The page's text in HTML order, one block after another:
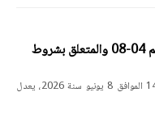
قانون رقم 26-12 يعدل ويتمم القانون رقم 04-08 والمتعلق بشروط
قانون رقم 26-12 مؤرخ في 22 ذي الحجة عام 1447 الموافق 8 يونيو سنة 2026، يعدل